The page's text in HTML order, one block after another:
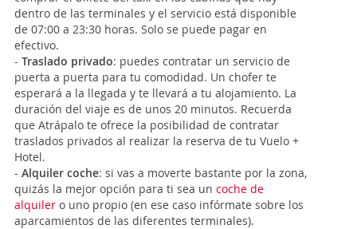
dentro de las terminales y el servicio está disponible
de 07:00 a 23:30 horas. Solo se puede pagar en
efectivo.
- Traslado privado: puedes contratar un servicio de
puerta a puerta para tu comodidad. Un chofer te
esperará a la llegada y te llevará a tu alojamiento. La
duración del viaje es de unos 20 minutos. Recuerda
que Atrápalo te ofrece la posibilidad de contratar
traslados privados al realizar la reserva de tu Vuelo +
Hotel.
- Alquiler coche: si vas a moverte bastante por la zona,
quizás la mejor opción para ti sea un coche de
alquiler o uno propio (en ese caso infórmate sobre los
aparcamientos de las diferentes terminales).